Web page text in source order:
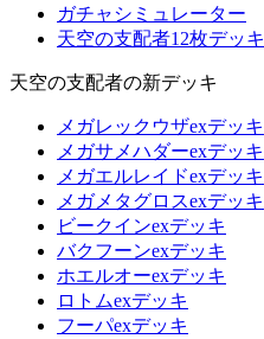
ガチャシミュレーター
天空の支配者12枚デッキ
天空の支配者の新デッキ
メガレックウザexデッキ
メガサメハダーexデッキ
メガエルレイドexデッキ
メガメタグロスexデッキ
ビークインexデッキ
バクフーンexデッキ
ホエルオーexデッキ
ロトムexデッキ
フーパexデッキ